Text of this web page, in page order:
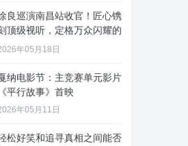
良巡演南昌站收官！匠心镌
顶级视听，定格万众闪耀的
春年05月18日
纳电影节：主竞赛单元影片
《平行故事》首映
年05月11日
松好笑和追寻真相之间能否